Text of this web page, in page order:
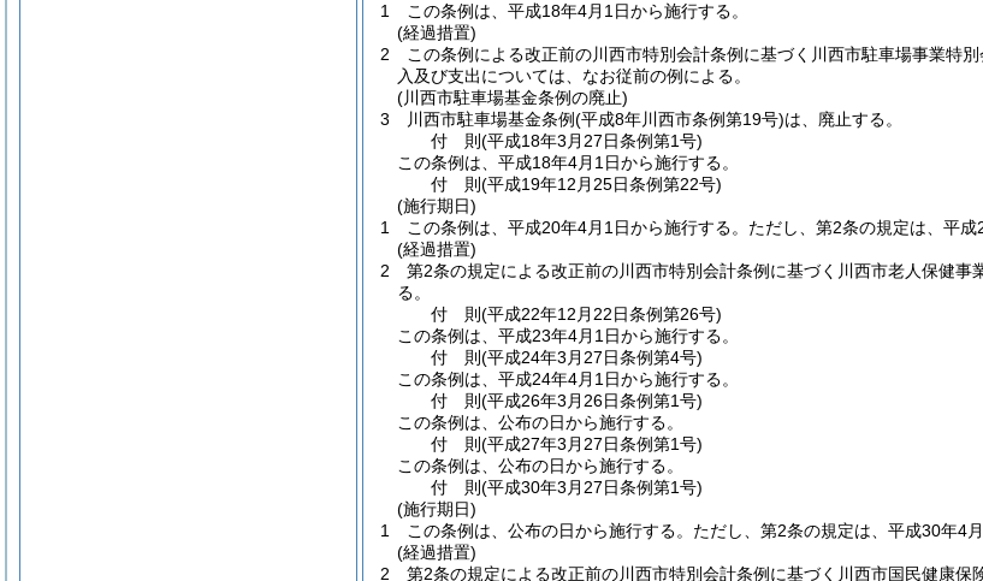
1
この条例は、平成18年4月1日から施行する。
(経過措置)
2
この条例による改正前の川西市特別会計条例に基づく川西市駐車場事業特
入及び支出については、なお従前の例による。
(川西市駐車場基金条例の廃止)
3
川西市駐車場基金条例(平成8年川西市条例第19号)は、廃止する。
付 則(平成18年3月27日条例第1号)
この条例は、平成18年4月1日から施行する。
付 則(平成19年12月25日条例第22号)
(施行期日)
1
この条例は、平成20年4月1日から施行する。 ただし、第2条の規定は、平成
(経過措置)
2
第2条の規定による改正前の川西市特別会計条例に基づく川西市老人保健
る。
付 則(平成22年12月22日条例第26号)
この条例は、平成23年4月1日から施行する。
付 則(平成24年3月27日条例第4号)
この条例は、平成24年4月1日から施行する。
付 則(平成26年3月26日条例第1号)
この条例は、公布の日から施行する。
付 則(平成27年3月27日条例第1号)
この条例は、公布の日から施行する。
付 則(平成30年3月27日条例第1号)
(施行期日)
1
この条例は、公布の日から施行する。 ただし、第2条の規定は、平成30年4
(経過措置)
2
第2条の規定による改正前の川西市特別会計条例に基づく川西市国民健康